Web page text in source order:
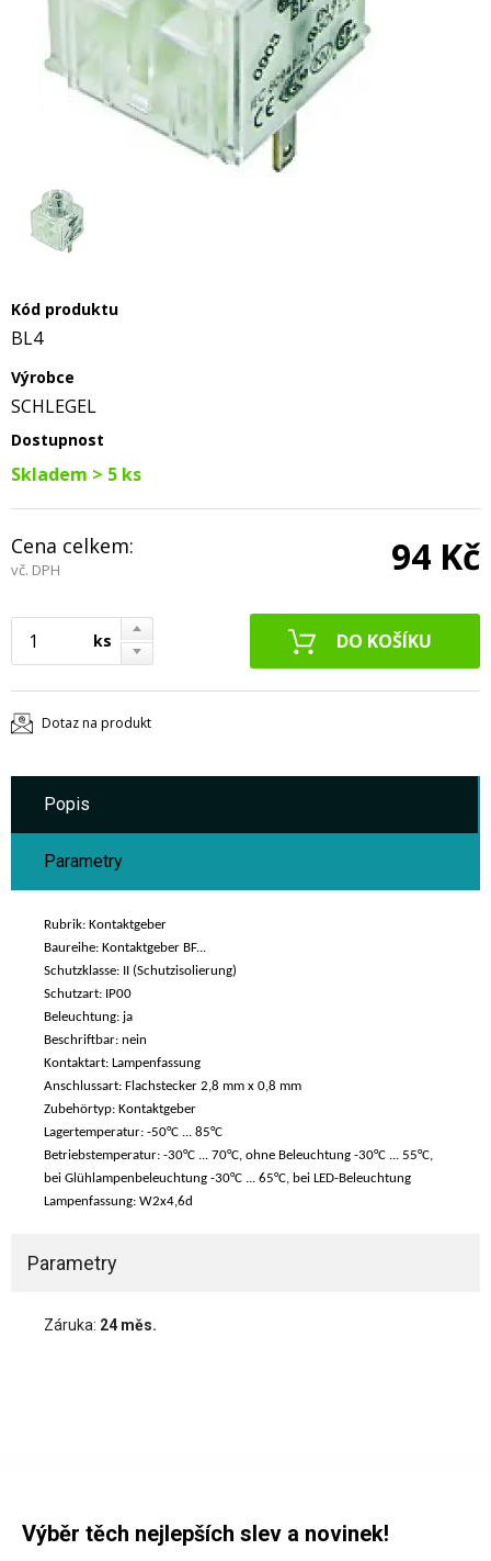
Kód produktu
BL4
Výrobce
SCHLEGEL
Dostupnost
Skladem > 5 ks
Cena celkem:
vč. DPH 94 Kč
ks
Dotaz na produkt
Popis
Parametry
Rubrik: Kontaktgeber
Baureihe: Kontaktgeber BF...
Schutzklasse: II (Schutzisolierung)
Schutzart: IP00
Beleuchtung: ja
Beschriftbar: nein
Kontaktart: Lampenfassung
Anschlussart: Flachstecker 2,8 mm x 0,8 mm
Zubehörtyp: Kontaktgeber
Lagertemperatur: -50°C ... 85°C
Betriebstemperatur: -30°C ... 70°C, ohne Beleuchtung -30°C ... 55°C,
bei Glühlampenbeleuchtung -30°C ... 65°C, bei LED-Beleuchtung
Lampenfassung: W2x4,6d
Parametry
Záruka: 24 měs.
Výběr těch nejlepších slev a novinek!